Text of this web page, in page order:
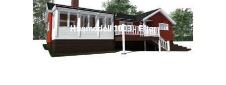
Husmodell 1003 - Efter